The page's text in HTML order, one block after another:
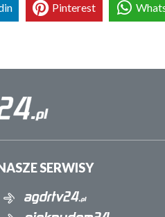
Pinterest
SERWISY